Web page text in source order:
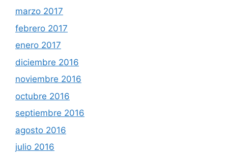
marzo 2017
febrero 2017
enero 2017
diciembre 2016
noviembre 2016
octubre 2016
septiembre 2016
agosto 2016
julio 2016